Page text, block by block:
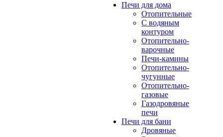
Печи для дома
Отопительные
C водяным
контуром
Отопительно-
варочные
Печи-камины
Отопительно-
чугунные
Отопительно-
газовые
Газодровяные
печи
Печи для бани
Дровяные